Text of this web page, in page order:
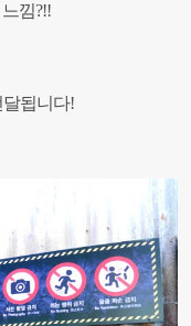
낌?!!
달됩니다!